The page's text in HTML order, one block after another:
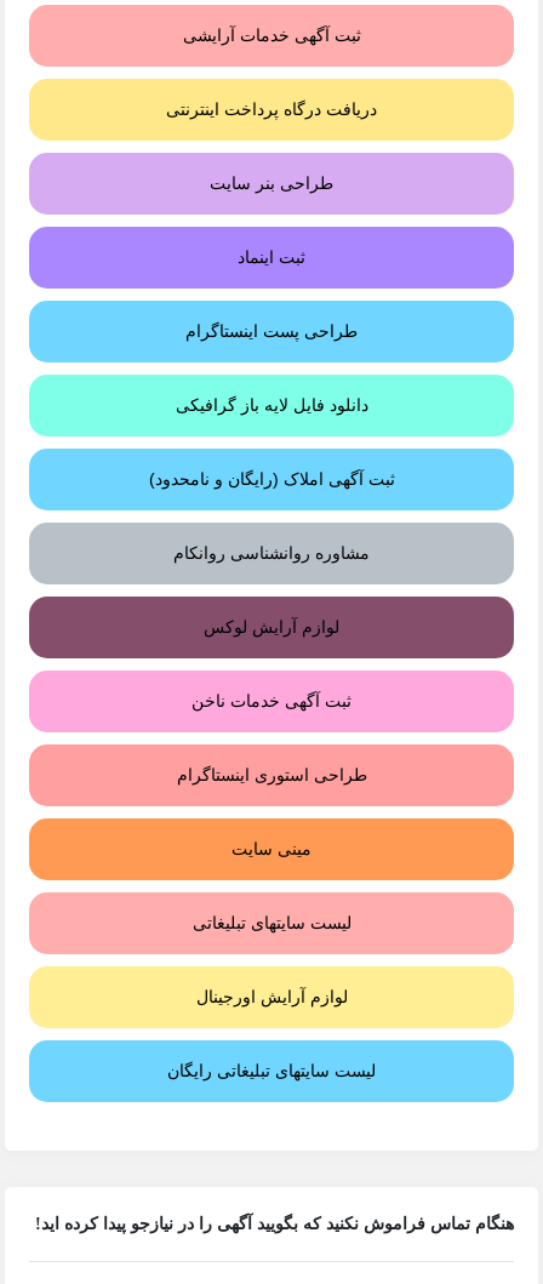
ثبت آگهی خدمات آرایشی
دریافت درگاه پرداخت اینترنتی
طراحی بنر سایت
ثبت اینماد
طراحی پست اینستاگرام
دانلود فایل لایه باز گرافیکی
ثبت آگهی املاک (رایگان و نامحدود)
مشاوره روانشناسی روانکام
لوازم آرایش لوکس
ثبت آگهی خدمات ناخن
طراحی استوری اینستاگرام
مینی سایت
لیست سایتهای تبلیغاتی
لوازم آرایش اورجینال
لیست سایتهای تبلیغاتی رایگان
هنگام تماس فراموش نکنید که بگویید آگهی را درنیازجوپیدا کرده اید!